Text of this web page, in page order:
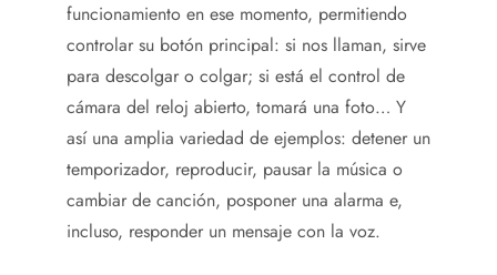
funcionamiento en ese momento, permitiendo
controlar su botón principal: si nos llaman, sirve
para descolgar o colgar; si está el control de
cámara del reloj abierto, tomará una foto… Y
así una amplia variedad de ejemplos: detener un
temporizador, reproducir, pausar la música o
cambiar de canción, posponer una alarma e,
incluso, responder un mensaje con la voz.